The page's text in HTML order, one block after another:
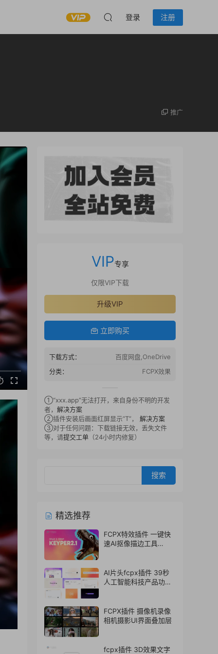
登录 注册
推广
VIP专享
仅限VIP下载
升级VIP
立即购买
下载方式：
百度网盘,OneDrive
分类：
FCPX效果
①“xxx.app”无法打开，来自身份不明的开发
者， 解决方案
②插件安装后画面红屏显示“T”， 解决方案
③对于任何问题：下载链接无效，丢失文件
等，请提交工单 （24小时内修复）
精选推荐
FCPX特效插件 一键快
速AI抠像描边工具
AI片头fcpx插件 39秒
人工智能科技产品功能
FCPX插件 摄像机录像
相机摄影UI界面叠加层
fcpx插件 3D效果文字